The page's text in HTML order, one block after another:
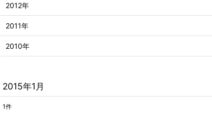
2015年1月
1件
2012年
2011年
2010年